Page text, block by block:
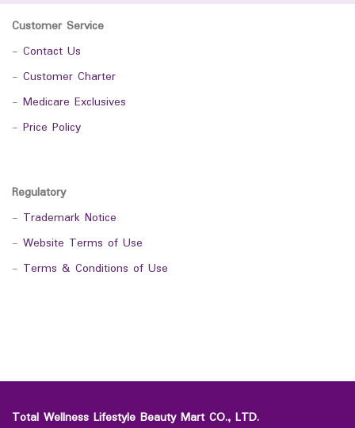
Customer Service
- Contact Us
- Customer Charter
- Medicare Exclusives
- Price Policy
Regulatory
- Trademark Notice
- Website Terms of Use
- Terms & Conditions of Use
Total Wellness Lifestyle Beauty Mart CO., LTD.